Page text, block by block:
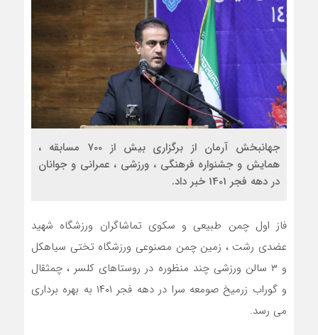
جهانبخش آرمان از برگزاری بیش از 700 مسابقه ،
همایش و جشنواره فرهنگی ، ورزشی ، عمرانی و جوانان
در دهه فجر 1401 خبر داد.
فاز اول چمن طبیعی و سکوی تماشاگران ورزشگاه شهید
عضدی رشت ، زمین چمن مصنوعی ورزشگاه تختی سیاهکل
و ۳ سالن ورزشی چند منظوره در روستاهای کلسر ، چمثقال
و گوراب زرمیخ صومعه سرا در دهه فجر ۱۴۰۱ به بهره برداری
می رسد.